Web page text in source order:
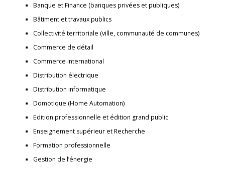
Banque et Finance (banques privées et publiques)
Bâtiment et travaux publics
Collectivité territoriale (ville, communauté de communes)
Commerce de détail
Commerce international
Distribution électrique
Distribution informatique
Domotique (Home Automation)
Edition professionnelle et édition grand public
Enseignement supérieur et Recherche
Formation professionnelle
Gestion de l’énergie